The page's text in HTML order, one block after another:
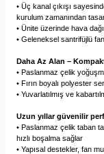
• Üç kanal çıkışı
kurulum zamanından
• Ünite üzerinde hava
• Geleneksel santrifüjlü
Daha Az Alan –
• Paslanmaz çelik
• Fırın boyalı polyester
• Yuvarlatılmış ve
Uzun yıllar güvenilir
• Paslanmaz çelik taban
hızlı boşalma sağlar
• Yapısal destekler, fan